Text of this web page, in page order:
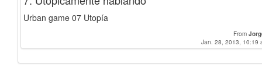
Urban game 07 Utopía
From
Jan. 28, 2013, 10:19